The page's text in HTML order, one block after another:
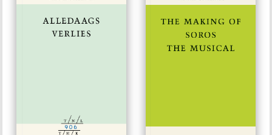
#906
€ 15,00
€ 15,00